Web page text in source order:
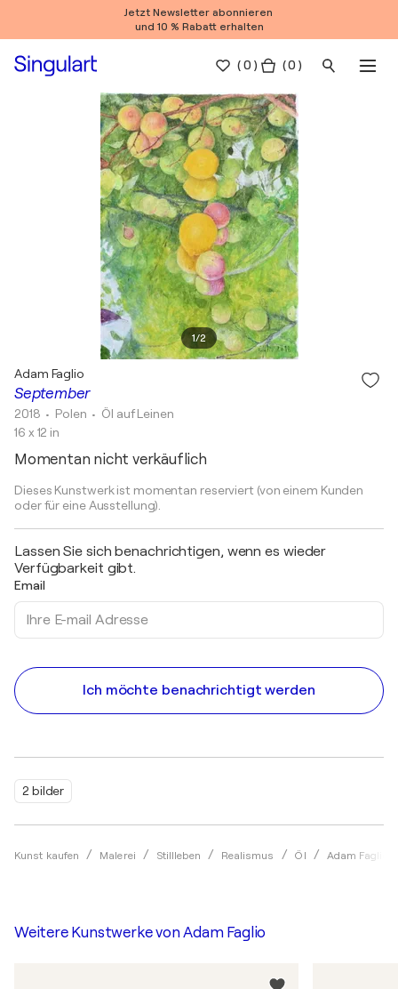
Jetzt Newsletter abonnieren
und 10 % Rabatt erhalten
(0 ) ( 0 )
1/2
2 bilder
Kunst kaufen Malerei Stillleben Realismus Öl Adam Faglio
September
Adam Faglio
2018 • Polen • Öl auf Leinen
16 x 12 in
Momentan nicht verkäuflich
Dieses Kunstwerk ist momentan reserviert (von einem Kunden
oder für eine Ausstellung).
Lassen Sie sich benachrichtigen, wenn es wieder
Verfügbarkeit gibt.
Email
Ich möchte benachrichtigt werden
Weitere Kunstwerke vonAdam Faglio